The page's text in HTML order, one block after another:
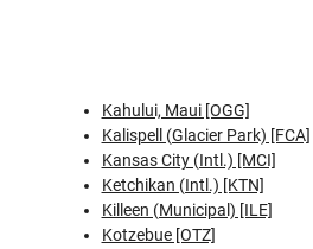
Kahului, Maui [OGG]
Kalispell (Glacier Park) [FCA]
Kansas City (Intl.) [MCI]
Ketchikan (Intl.) [KTN]
Killeen (Municipal) [ILE]
Kotzebue [OTZ]